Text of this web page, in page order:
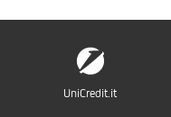
UniCredit.it